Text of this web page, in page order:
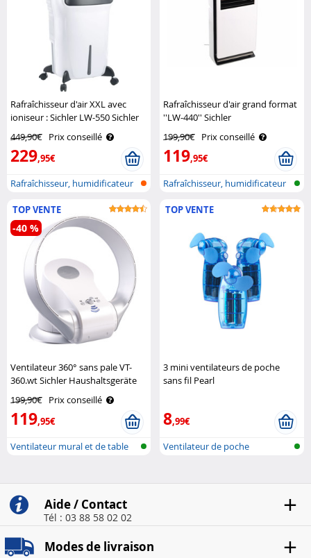
Rafraîchisseur d'air XXL avec
ioniseur : Sichler LW-550 Sichler
449,90€ Prix conseillé
229,95€
Rafraîchisseur, humidificateur
Rafraîchisseur d'air grand format
''LW-440'' Sichler
199,90€ Prix conseillé
119,95€
Rafraîchisseur, humidificateur
TOP VENTE
Ventilateur 360° sans pale VT-
360.wt Sichler Haushaltsgeräte
199,90€ Prix conseillé
119,95€
-40 %
Ventilateur mural et de table
TOP VENTE
3 mini ventilateurs de poche
sans fil Pearl
8,99€
Ventilateur de poche
Aide / Contact
Tél : 03 88 58 02 02
Modes de livraison